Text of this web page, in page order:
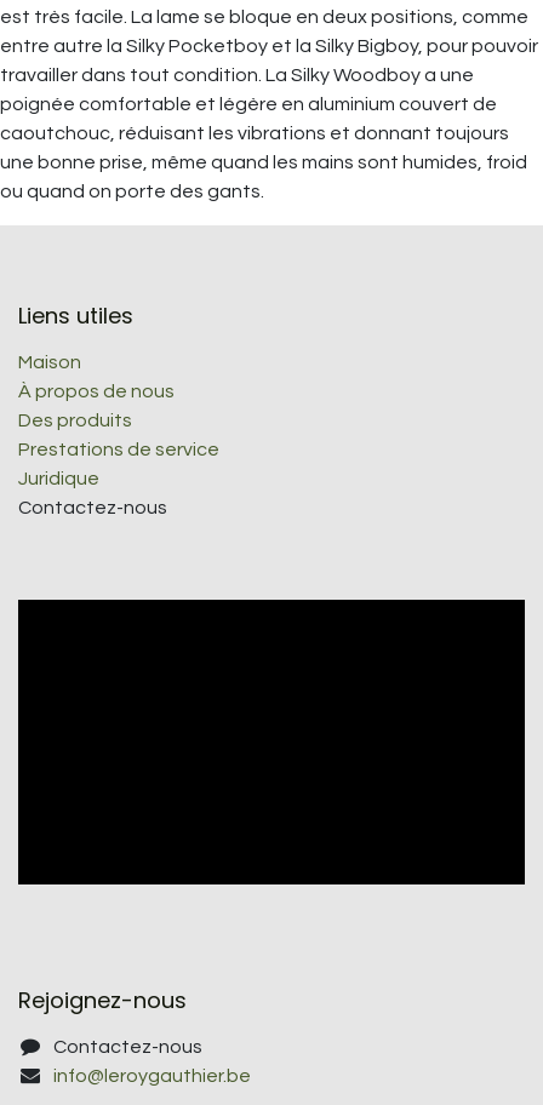
est très facile. La lame se bloque en deux positions, comme
entre autre la Silky Pocketboy et la Silky Bigboy, pour pouvoir
travailler dans tout condition. La Silky Woodboy a une
poignée comfortable et légère en aluminium couvert de
caoutchouc, réduisant les vibrations et donnant toujours
une bonne prise, même quand les mains sont humides, froid
ou quand on porte des gants.
Liens utiles
Maison
À propos de nous
Des produits
Prestations de service
Juridique
Contactez-nous
Rejoignez-nous
Contactez-nous
info@leroygauthier.be